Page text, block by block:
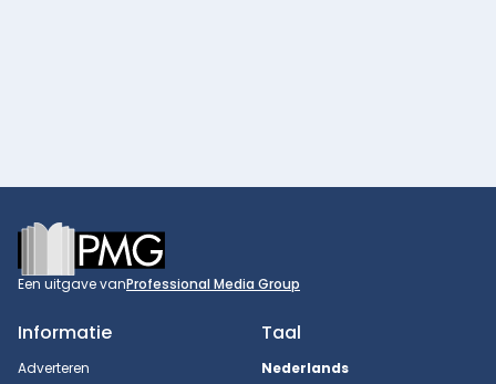
Footer
Een uitgave vanProfessional Media Group
Informatie
Adverteren
Taal
Nederlands